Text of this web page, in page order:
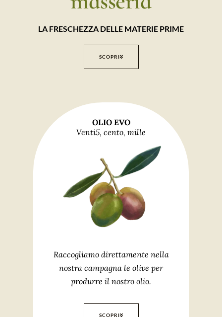
LA FRESCHEZZA DELLE MATERIE PRIME
SCOPRI
OLIO EVO
Venti5, cento, mille
Raccogliamo direttamente nella
nostra campagna le olive per
produrre il nostro olio.
SCOPRI